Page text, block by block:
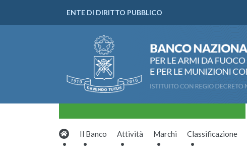
ENTE DI DIRITTO PUBBLICO
Il Banco Attività Marchi Classificazione